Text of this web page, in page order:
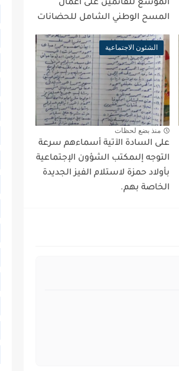
الموسع للقائمين على أعمال
المسح الوطني الشامل للحضانات
الشئون الاجتماعية
منذ بضع لحظات
على السادة الآتية أسماءهم سرعة
التوجه إلىمكتب الشؤون الإجتماعية
بأولاد حمزة لاستلام الفيز الجديدة
الخاصة بهم.